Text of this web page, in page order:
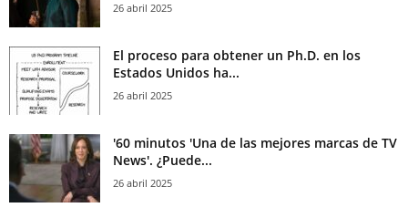
26 abril 2025
El proceso para obtener un Ph.D. en los
Estados Unidos ha...
26 abril 2025
'60 minutos 'Una de las mejores marcas de TV
News'. ¿Puede...
26 abril 2025